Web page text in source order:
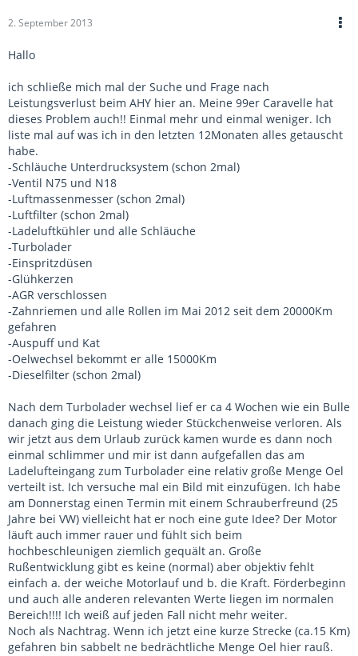
2. September 2013
Hallo
ich schließe mich mal der Suche und Frage nach
Leistungsverlust beim AHY hier an. Meine 99er Caravelle hat
dieses Problem auch!! Einmal mehr und einmal weniger. Ich
liste mal auf was ich in den letzten 12Monaten alles getauscht
habe.
-Schläuche Unterdrucksystem (schon 2mal)
-Ventil N75 und N18
-Luftmassenmesser (schon 2mal)
-Luftfilter (schon 2mal)
-Ladeluftkühler und alle Schläuche
-Turbolader
-Einspritzdüsen
-Glühkerzen
-AGR verschlossen
-Zahnriemen und alle Rollen im Mai 2012 seit dem 20000Km
gefahren
-Auspuff und Kat
-Oelwechsel bekommt er alle 15000Km
-Dieselfilter (schon 2mal)
Nach dem Turbolader wechsel lief er ca 4 Wochen wie ein Bulle
danach ging die Leistung wieder Stückchenweise verloren. Als
wir jetzt aus dem Urlaub zurück kamen wurde es dann noch
einmal schlimmer und mir ist dann aufgefallen das am
Ladelufteingang zum Turbolader eine relativ große Menge Oel
verteilt ist. Ich versuche mal ein Bild mit einzufügen. Ich habe
am Donnerstag einen Termin mit einem Schrauberfreund (25
Jahre bei VW) vielleicht hat er noch eine gute Idee? Der Motor
läuft auch immer rauer und fühlt sich beim
hochbeschleunigen ziemlich gequält an. Große
Rußentwicklung gibt es keine (normal) aber objektiv fehlt
einfach a. der weiche Motorlauf und b. die Kraft. Förderbeginn
und auch alle anderen relevanten Werte liegen im normalen
Bereich!!!! Ich weiß auf jeden Fall nicht mehr weiter.
Noch als Nachtrag. Wenn ich jetzt eine kurze Strecke (ca.15 Km)
gefahren bin sabbelt ne bedrächtliche Menge Oel hier rauß.